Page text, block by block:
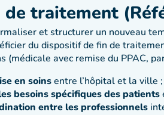
traitement
et structurer un nouveau
du dispositif de fin de
(médicale avec remise du PPAC,
en soinsentre l’hôpital et la ville ;
besoins spécifiquesdes patients
entre les professionnels